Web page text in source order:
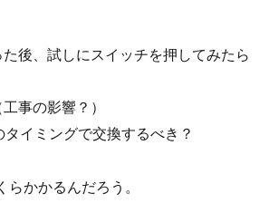
後、試しにスイッチを押してみたら
事の影響？）
イミングで交換するべき？
らかかるんだろう。